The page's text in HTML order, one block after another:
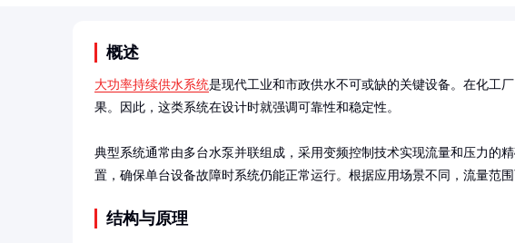
概述
大功率持续供水系统是现代工业和市政供水不可或缺的关键设备。在化工
果。因此，这类系统在设计时就强调可靠性和稳定性。
典型系统通常由多台水泵并联组成，采用变频控制技术实现流量和压力的
置，确保单台设备故障时系统仍能正常运行。根据应用场景不同，流量范
结构与原理